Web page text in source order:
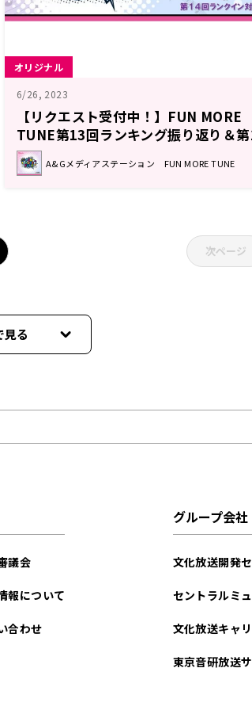
オリジナル
6/26, 2023
【リクエスト受付中！】FUN MORE
TUNE第13回ランキング振り返り＆
回 注目楽曲紹介
A&Gメディアステーション FUN MORE TUNE
次ページ
見る
議会
報について
合わせ
グループ会社
文化放送開発
セントラルミ
文化放送キャ
東京音研放送